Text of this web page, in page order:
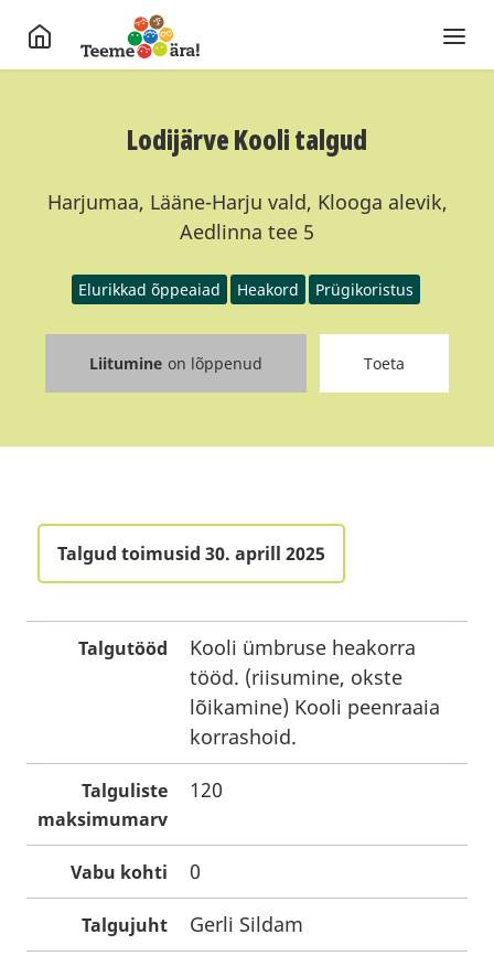
Lodijärve Kooli talgud
Harjumaa, Lääne-Harju vald, Klooga alevik,
Aedlinna tee 5
Elurikkad õppeaiad Heakord Prügikoristus
Liitumine on lõppenud Toeta
Talgud toimusid 30. aprill 2025
Talgutööd
Kooli ümbruse heakorra
tööd. (riisumine, okste
lõikamine) Kooli peenraaia
korrashoid.
Talguliste
maksimumarv
120
Vabu kohti 0
Talgujuht Gerli Sildam